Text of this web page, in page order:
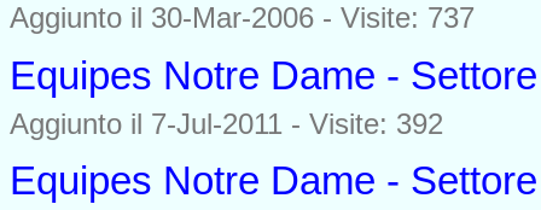
Aggiunto il 30-Mar-2006 - Visite: 737
Equipes Notre Dame -
Aggiunto il 7-Jul-2011 - Visite: 392
Equipes Notre Dame -